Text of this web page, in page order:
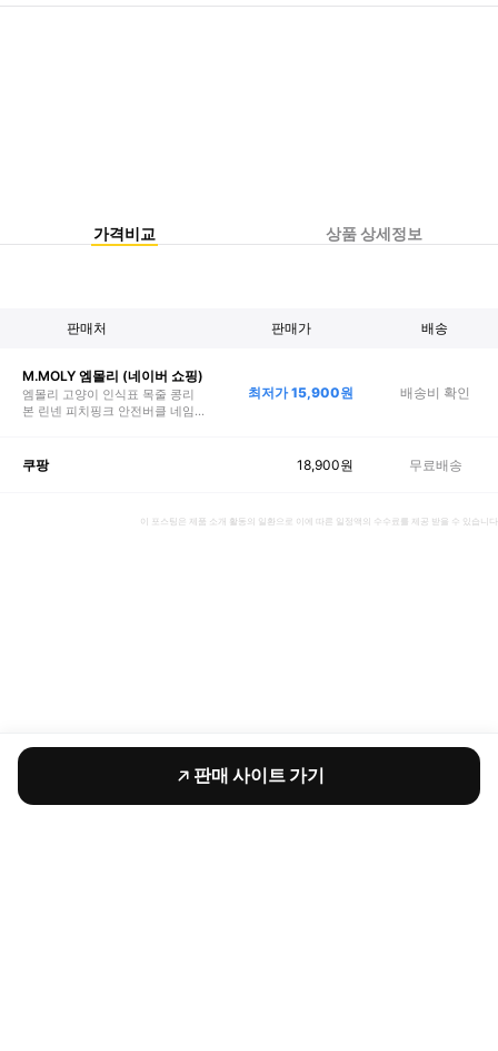
가격비교 상품 상세정보
판매처 판매가 배송
M.MOLY 엠몰리 (네이버 쇼핑)
엠몰리 고양이 인식표 목줄 콩리
본 린넨 피치핑크 안전버클 네임
최저가15,900원 배송비 확인
쿠팡 18,900원 무료배송
이 포스팅은 제품 소개 활동의 일환으로 이에 따른 일정액의 수수료를 제공 받을 수 있습니다
판매 사이트 가기